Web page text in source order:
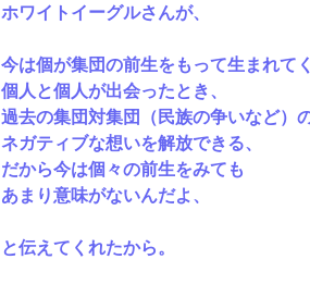
ホワイトイーグルさんが、
今は個が集団の前生をもって生まれてく
個人と個人が出会ったとき、
過去の集団対集団（民族の争いなど）
ネガティブな想いを解放できる、
だから今は個々の前生をみても
あまり意味がないんだよ、
と伝えてくれたから。